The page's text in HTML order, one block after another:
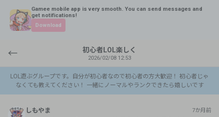
Gamee mobile app is very smooth. You can send messages and
get notifications!
Download
← 初心者LOL楽しく
2026/02/08 12:53
LOL遊ぶグループです。自分が初心者なので初心者の方大歓迎！ 初心者じゃ
なくても教えてください！ 一緒にノーマルやランクできたら嬉しいです
しもやま 7か月前